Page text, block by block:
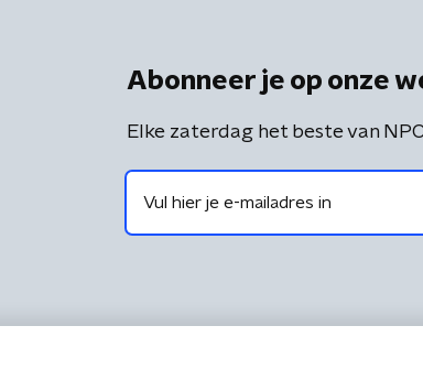
Abonneer je op onze
Elke zaterdag het beste van